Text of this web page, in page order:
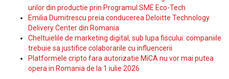
urilor din productie prin Programul SME Eco-Tech
Emilia Dumitrescu preia conducerea Deloitte Technology
Delivery Center din Romania
Cheltuielile de marketing digital, sub lupa fiscului: companiile
trebuie sa justifice colaborarile cu influencerii
Platformele cripto fara autorizatie MiCA nu vor mai putea
opera in Romania de la 1 iulie 2026